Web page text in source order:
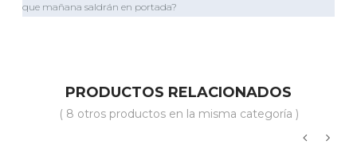
que mañana saldrán en portada?
PRODUCTOS RELACIONADOS
( 8 otros productos en la misma categoría )